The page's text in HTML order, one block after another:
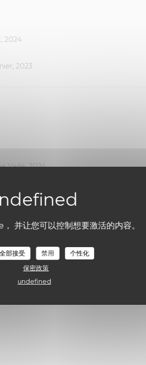
并让您可以控制想要激活的内容。
部接受 禁用
个性化
保密政策
undefined
2024
2023
Vadé, 2024
2024
2023